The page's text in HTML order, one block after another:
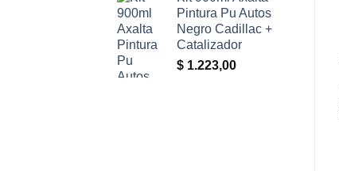
Pintura Pu Autos
Negro Cadillac +
Catalizador
$ 1.223,00